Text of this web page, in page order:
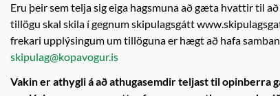
Eru þeir sem telja sig eiga hagsmuna að gæta hvattir til
tillögu skal skila í gegnum skipulagsgátt
frekari upplýsingum um tillöguna er hægt að hafa
skipulag@kopavogur.is
Vakin er athygli á að athugasemdir teljast til